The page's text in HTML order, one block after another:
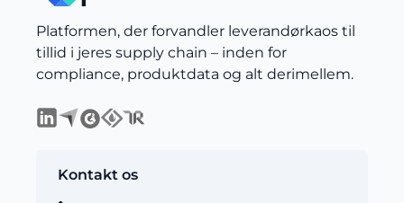
Platformen, der forvandler leverandørkaos til
tillid i jeres supply chain – inden for
compliance, produktdata og alt derimellem.
Kontakt os